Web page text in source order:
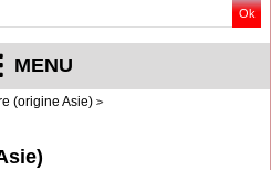
MENU
(origine Asie)